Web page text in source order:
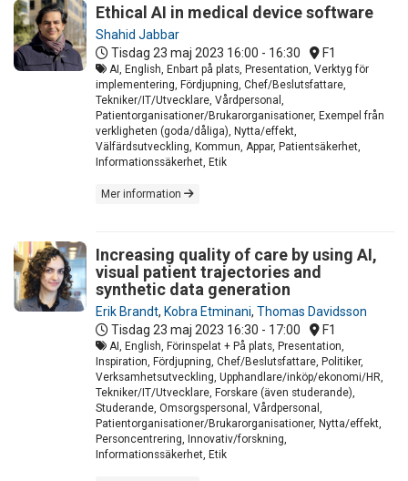
Ethical AI in medical device software
Shahid Jabbar
Tisdag 23 maj 2023 16:00 - 16:30 F1
AI, English, Enbart på plats, Presentation, Verktyg för
implementering, Fördjupning, Chef/Beslutsfattare,
Tekniker/IT/Utvecklare, Vårdpersonal,
Patientorganisationer/Brukarorganisationer, Exempel från
verkligheten (goda/dåliga), Nytta/effekt,
Välfärdsutveckling, Kommun, Appar, Patientsäkerhet,
Informationssäkerhet, Etik
Mer information
Increasing quality of care by using AI,
visual patient trajectories and
synthetic data generation
Erik Brandt, Kobra Etminani, Thomas Davidsson
Tisdag 23 maj 2023 16:30 - 17:00 F1
AI, English, Förinspelat + På plats, Presentation,
Inspiration, Fördjupning, Chef/Beslutsfattare, Politiker,
Verksamhetsutveckling, Upphandlare/inköp/ekonomi/HR,
Tekniker/IT/Utvecklare, Forskare (även studerande),
Studerande, Omsorgspersonal, Vårdpersonal,
Patientorganisationer/Brukarorganisationer, Nytta/effekt,
Personcentrering, Innovativ/forskning,
Informationssäkerhet, Etik